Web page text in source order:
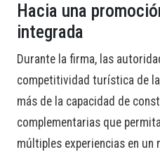
Hacia una
integrada
Durante la firma, las
competitividad turística de
más de la capacidad de
complementarias que
múltiples experiencias en un